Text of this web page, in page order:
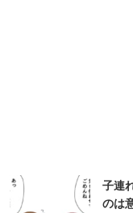
子連
のは